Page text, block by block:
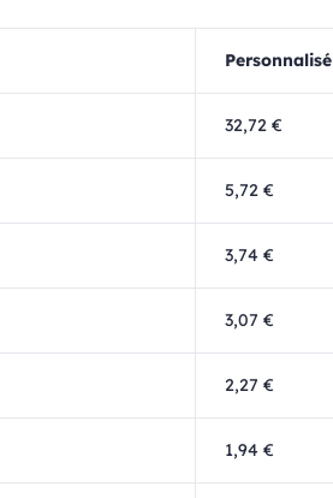
Personnalisé
32,72 €
5,72 €
3,74 €
3,07 €
2,27 €
1,94 €